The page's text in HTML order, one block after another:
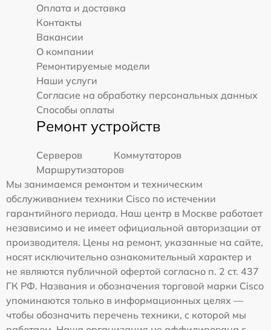
Оплата и доставка
Контакты
Вакансии
О компании
Ремонтируемые модели
Наши услуги
Согласие на обработку персональных данных
Способы оплаты
Ремонт устройств
Серверов
Коммутаторов
Маршрутизаторов
Мы занимаемся ремонтом и техническим
обслуживанием техники Cisco по истечении
гарантийного периода. Наш центр в Москве работает
независимо и не имеет официальной авторизации от
производителя. Цены на ремонт, указанные на сайте,
носят исключительно ознакомительный характер и
не являются публичной офертой согласно п. 2 ст. 437
ГК РФ. Названия и обозначения торговой марки Cisco
упоминаются только в информационных целях —
чтобы обозначить перечень техники, с которой мы